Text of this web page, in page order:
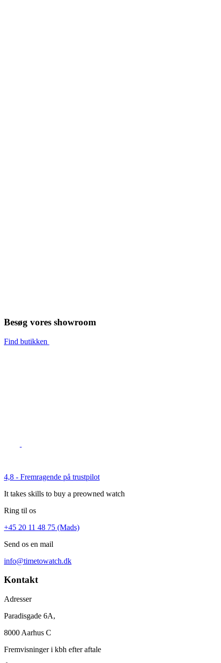
Besøg vores showroom
Find butikken
4,8 - Fremragende på trustpilot
It takes skills to buy a preowned watch
Ring til os
+45 20 11 48 75 (Mads)
Send os en mail
info@timetowatch.dk
Kontakt
Adresser
Paradisgade 6A,
8000 Aarhus C
Fremvisninger i kbh efter aftale